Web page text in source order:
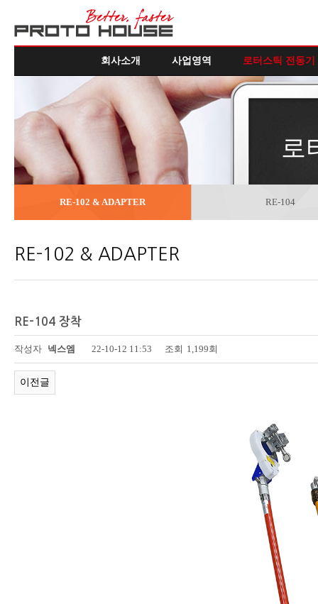
회사소개 사업영역 로터스틱 전동기
로
RE-102 & ADAPTER RE-104
RE-102 & ADAPTER
RE-104 장착
페이지 정보
작성자 넥스엠 22-10-12 11:53 조회 1,199회
이전글